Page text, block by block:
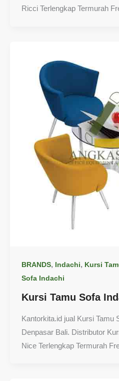
Ricci Terlengkap Termurah
BRANDS, Indachi, Kursi
Sofa Indachi
Kursi Tamu Sofa
Kantorkita.id jual Kursi Tamu
Denpasar Bali. Distributor
Nice Terlengkap Termurah